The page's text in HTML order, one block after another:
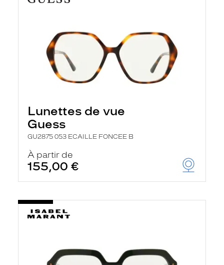
Lunettes de vue
Guess
GU2875 053 ECAILLE FONCEE B
À partir de
155,00 €